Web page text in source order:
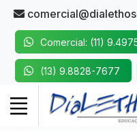
Comercial: (11)
(13) 9.8828-7677